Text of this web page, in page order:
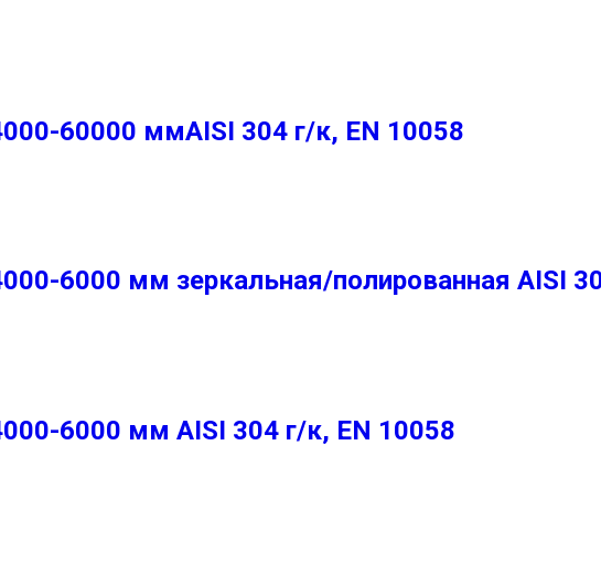
60000 ммAISI 304 г/к, EN 10058
6000 мм зеркальная/полированная AISI
6000 мм AISI 304 г/к, EN 10058